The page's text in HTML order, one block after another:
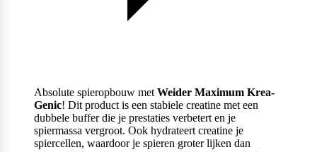
Absolute spieropbouw met Weider Maximum Krea-
Genic! Dit product is een stabiele creatine met een
dubbele buffer die je prestaties verbetert en je
spiermassa vergroot. Ook hydrateert creatine je
spiercellen, waardoor je spieren groter lijken dan